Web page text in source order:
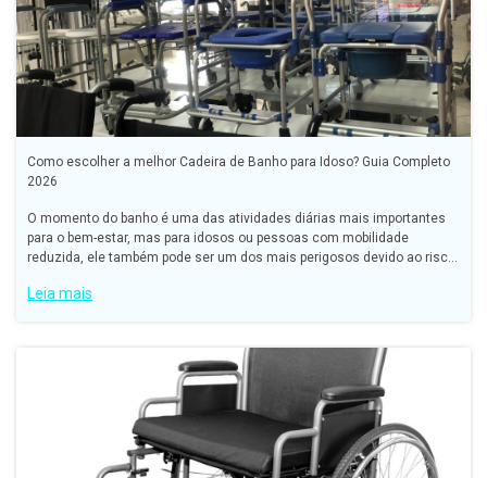
Como escolher a melhor Cadeira de Banho para Idoso? Guia Completo
2026
O momento do banho é uma das atividades diárias mais importantes
para o bem-estar, mas para idosos ou pessoas com mobilidade
reduzida, ele também pode ser um dos mais perigosos devido ao risco
Leia mais